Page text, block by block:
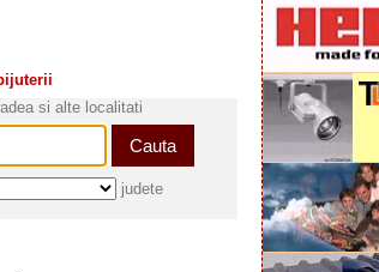
si alte localitati
judete